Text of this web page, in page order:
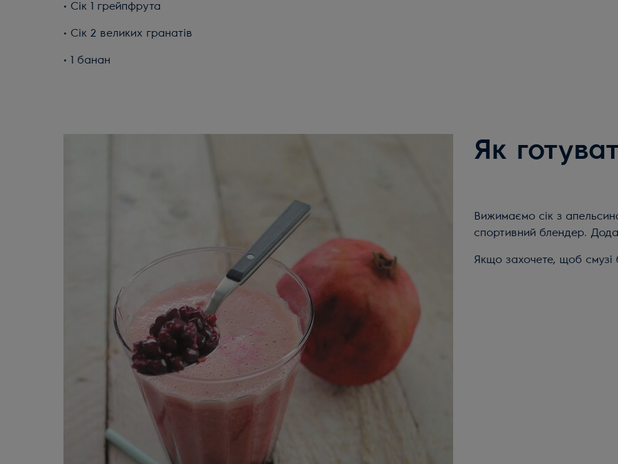
• Сік 1 грейпфрута
• Сік 2 великих гранатів
• 1 банан
Як
Вижимаємо сік з
спортивний блендер.
Якщо захочете, щоб смузі